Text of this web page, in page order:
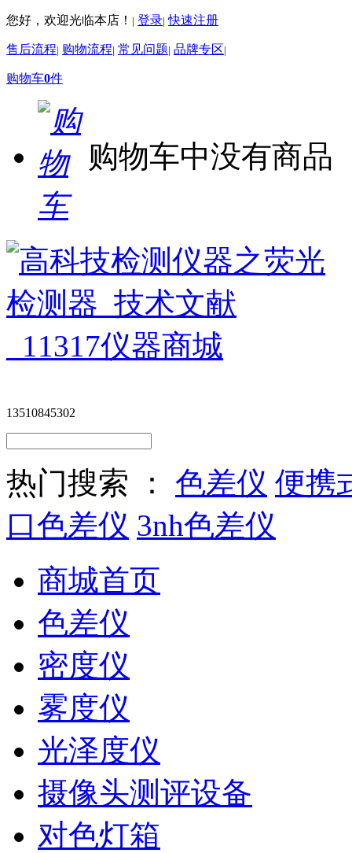
您好，欢迎光临本店！ | 登录| 快速注册
售后流程| 购物流程| 常见问题| 品牌专区|
购物车0件
购物车中没有商品
13510845302
热门搜索 ： 色差仪 便携
口色差仪 3nh色差仪
商城首页
色差仪
密度仪
雾度仪
光泽度仪
摄像头测评设备
对色灯箱